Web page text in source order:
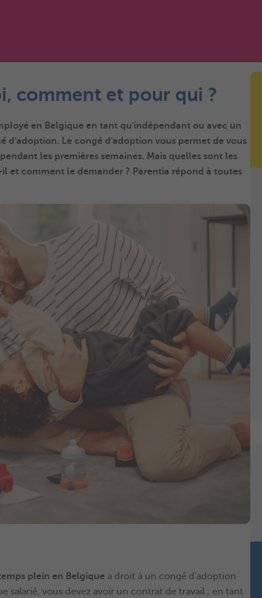
comment et pour qui ?
en Belgique en tant qu'indépendant ou avec un
d'adoption. Le congé d'adoption vous permet de vous
pendant les premières semaines. Mais quelles sont les
et comment le demander ? Parentia répond à toutes
plein en Belgique a droit à un congé d'adoption
salarié, vous devez avoir un contrat de travail ; en tant